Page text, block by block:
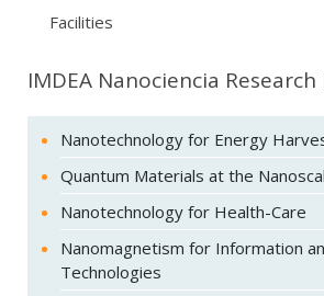
Facilities
IMDEA Nanociencia
Nanotechnology for Energy
Quantum Materials at the
Nanotechnology for Health-Care
Nanomagnetism for Information
Technologies